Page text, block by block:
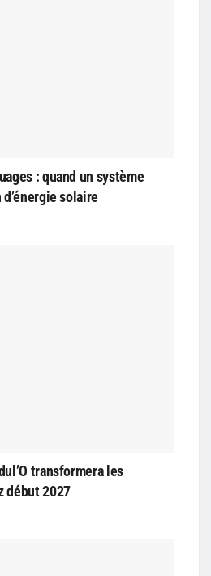
: quand un système
solaire
transformera les
début 2027